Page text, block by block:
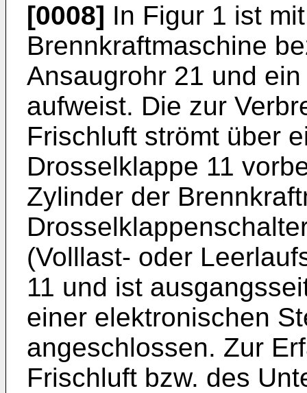
[0008] In Figur 1 ist
Brennkraftmaschine
Ansaugrohr 21 und
aufweist. Die zur
Frischluft strömt über
Drosselklappe 11
Zylinder der
(Volllast- oder
11 und ist
einer elektronischen
angeschlossen. Zur
Frischluft bzw. des